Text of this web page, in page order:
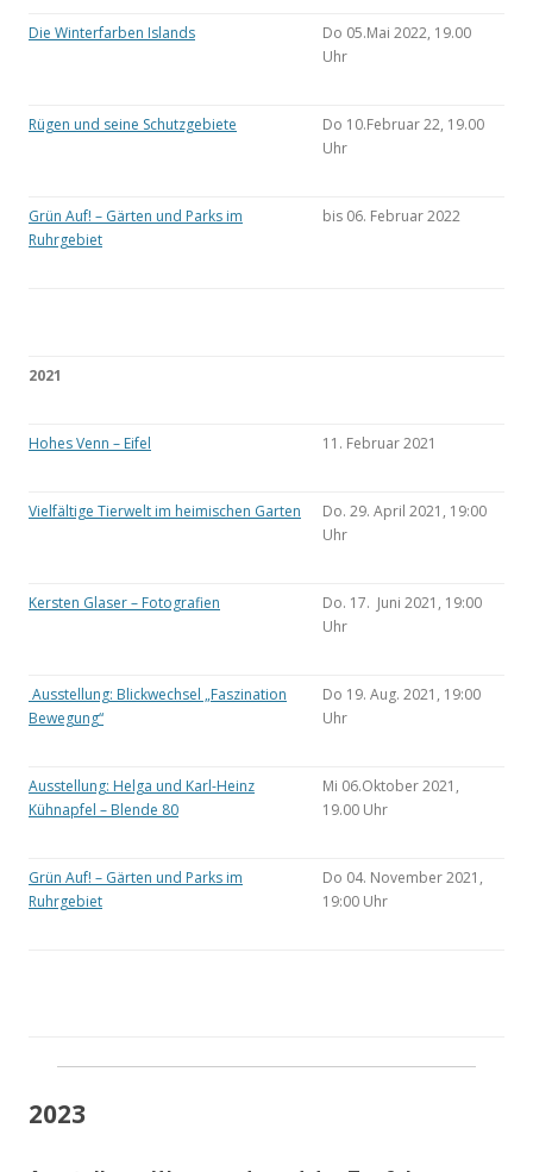
Die Winterfarben Islands
Do 05.Mai 2022, 19.00
Uhr
Rügen und seine Schutzgebiete
Do 10.Februar 22, 19.00
Uhr
Grün Auf! – Gärten und Parks im
Ruhrgebiet
bis 06. Februar 2022
2021
Hohes Venn – Eifel 11. Februar 2021
Vielfältige Tierwelt im heimischen Garten
Do. 29. April 2021, 19:00
Uhr
Kersten Glaser – Fotografien
Do. 17. Juni 2021, 19:00
Uhr
Ausstellung: Blickwechsel „Faszination
Bewegung“
Do 19. Aug. 2021, 19:00
Uhr
Ausstellung: Helga und Karl-Heinz
Kühnapfel – Blende 80
Mi 06.Oktober 2021,
19.00 Uhr
Grün Auf! – Gärten und Parks im
Ruhrgebiet
Do 04. November 2021,
19:00 Uhr
2023